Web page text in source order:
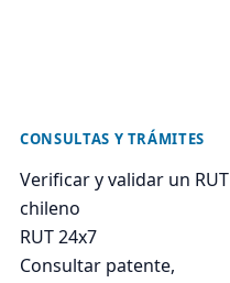
CONSULTAS Y TRÁMITES
Verificar y validar un RUT
chileno
RUT 24x7
Consultar patente,